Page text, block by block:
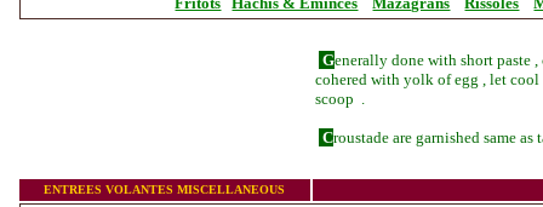
Generally done with short paste
cohered with yolk of egg , let cool
scoop .
Croustade are garnished same as
ENTREES VOLANTES MISCELLANEOUS